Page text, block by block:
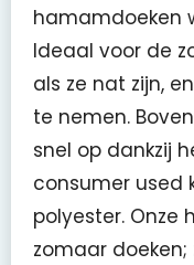
hamamdoeken
Ideaal voor de
als ze nat zijn,
te nemen.
snel op dankzij
consumer used
polyester. Onze
zomaar